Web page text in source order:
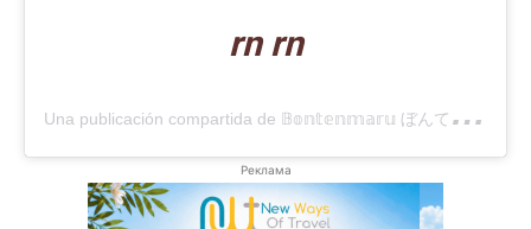
rn rn
U
na publicación compartida de 𝔹𝕠𝕟𝕥𝕖𝕟𝕞𝕒𝕣𝕦 ぼんてんまる (@bonten._.maru)
Реклама